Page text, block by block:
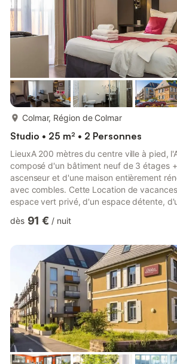
Colmar, Région de Colmar
Studio • 25 m² • 2 Personnes
LieuxA 200 mètres du centre ville à pied,
composé d'un bâtiment neuf de 3 étages
ascenseur et d'une maison entièrement
avec combles. Cette Location de
espace vert privé, d'un espace détente,
dispose d'un parking gratuit avec un
personnes sont entièrement équipés.
réfrigérateur table top avec freezer,
feux, La...
dès 91 € / nuit